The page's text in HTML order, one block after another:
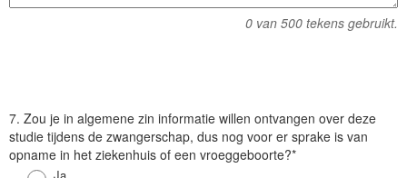
a
0 van 500 tekens gebruikt.
V
r
a
7. Zou je in algemene zin informatie willen ontvangen over deze
studie tijdens de zwangerschap, dus nog voor er sprake is van
opname in het ziekenhuis of een vroeggeboorte?*